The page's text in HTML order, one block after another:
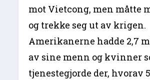
mot Vietcong, men måtte
og trekke seg ut av krigen.
Amerikanerne hadde 2,7
av sine menn og kvinner
tjenestegjorde der, hvorav